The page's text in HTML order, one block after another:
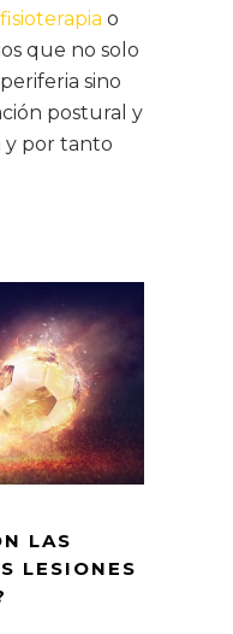
fisioterapia o
que no solo
sino
postural y
y por tanto
LAS
LESIONES